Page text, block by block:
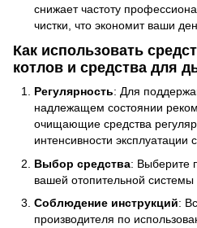
снижает частоту
чистки, что экономит ваши
Как использовать
котлов и средства для
Регулярность: Для
надлежащем состоянии
очищающие средства
интенсивности эксплуатации
Выбор средства: Выберите
вашей отопительной системы
Соблюдение инструкций:
производителя по